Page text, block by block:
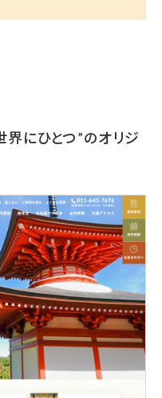
界にひとつ”のオリジ